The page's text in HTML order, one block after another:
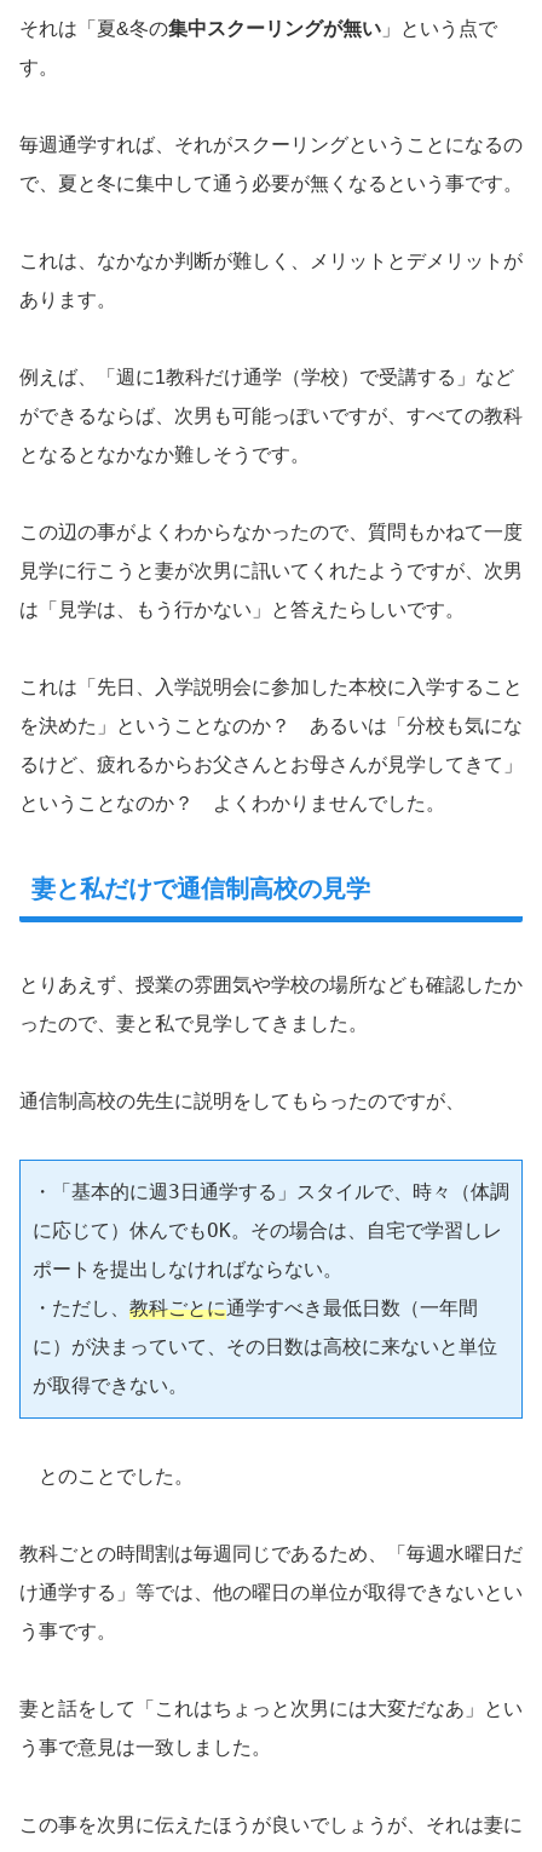
それは「夏&冬の集中スクーリングが無い 」という点で
す。
毎週通学すれば、それがスクーリングということになるの
で、夏と冬に集中して通う必要が無くなるという事です。
これは、なかなか判断が難しく、メリットとデメリットが
あります。
例えば、「週に1教科だけ通学（学校）で受講する」など
ができるならば、次男も可能っぽいですが、すべての教科
となるとなかなか難しそうです。
この辺の事がよくわからなかったので、質問もかねて一度
見学に行こうと妻が次男に訊いてくれたようですが、次男
は「見学は、もう行かない」と答えたらしいです。
これは「先日、入学説明会に参加した本校に入学すること
を決めた」ということなのか？ あるいは「分校も気にな
るけど、疲れるからお父さんとお母さんが見学してきて」
ということなのか？ よくわかりませんでした。
妻と私だけで通信制高校の見学
とりあえず、授業の雰囲気や学校の場所なども確認したか
ったので、妻と私で見学してきました。
通信制高校の先生に説明をしてもらったのですが、
・「基本的に週3日通学する」スタイルで、時々（体調
に応じて）休んでもOK。その場合は、自宅で学習しレ
ポートを提出しなければならない。
・ただし、 教科ごとに通学すべき最低日数（一年間
に）が決まっていて、その日数は高校に来ないと単位
が取得できない。
とのことでした。
教科ごとの時間割は毎週同じであるため、「毎週水曜日だ
け通学する」等では、他の曜日の単位が取得できないとい
う事です。
妻と話をして「これはちょっと次男には大変だなあ」とい
う事で意見は一致しました。
この事を次男に伝えたほうが良いでしょうが、それは妻に